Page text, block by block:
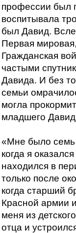
профессии был
воспитывала
был Давид.
Первая
Гражданская
частыми
Давида. И без
семьи
могла
младшего
«Мне было семь
когда я
находился в
только после
когда старший
Красной армии
меня из
отца и